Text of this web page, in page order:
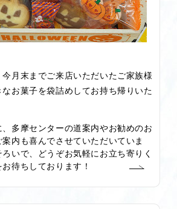
月末までご来店いただいたご家族様
お菓子を袋詰めしてお持ち帰りいた
多摩センターの道案内やお勧めのお
内も喜んでさせていただいていま
いで、どうぞお気軽にお立ち寄りく
待ちしております！